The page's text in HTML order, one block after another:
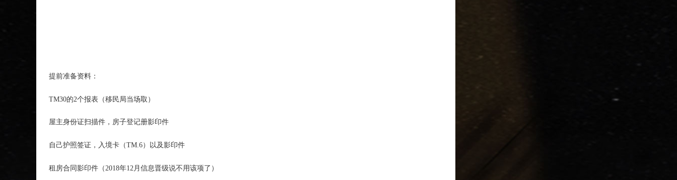
提前准备资料：
TM30的2个报表（移民局当场取）
屋主身份证扫描件，房子登记册影印件
自己护照签证，入境卡（TM.6）以及影印件
租房合同影印件（2018年12月信息晋级说不用该项了）